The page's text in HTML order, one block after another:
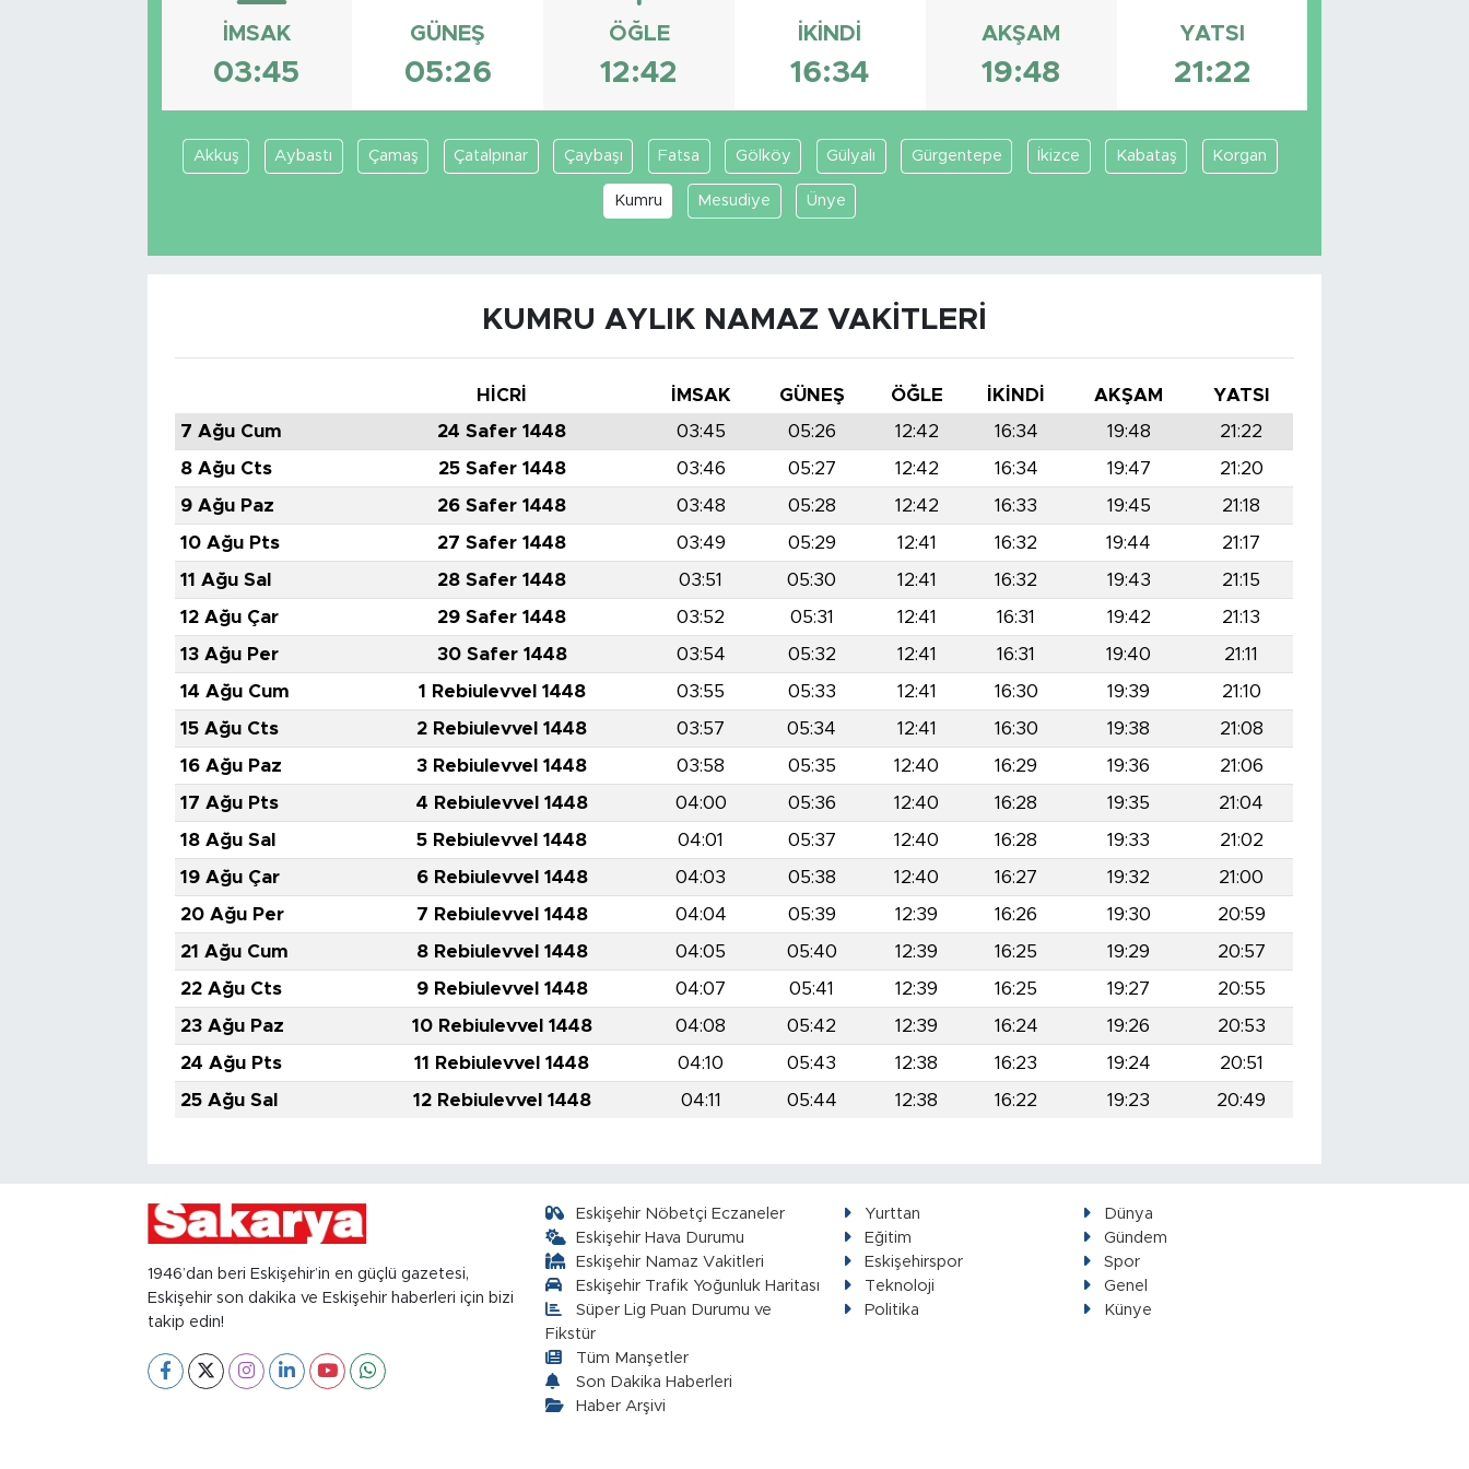
İMSAK
03:45
GÜNEŞ
05:26
ÖĞLE
12:42
İKINDI
16:34
AKŞAM
19:48
YATSI
21:22
Akkuş Aybastı Çamaş Çatalpınar Çaybaşı Fatsa Gölköy Gülyalı Gürgentepe İkizce Kabataş Korgan
Kumru Mesudiye Ünye
KUMRU AYLIK NAMAZ VAKITLERI
HİCRİ İMSAK GÜNEŞ ÖĞLE İKINDI AKŞAM
YATSI
7 Ağu Cum
24 Safer 1448 03:45 05:26 12:42 16:34 19:48
21:22
8 Ağu Cts
25 Safer 1448 03:46 05:27 12:42 16:34 19:47
21:20
9 Ağu Paz
26 Safer 1448 03:48 05:28 12:42 16:33 19:45
21:18
10 Ağu Pts
27 Safer 1448 03:49 05:29 12:41 16:32 19:44
21:17
11 Ağu Sal
28 Safer 1448 03:51 05:30 12:41 16:32 19:43
21:15
12 Ağu Çar
29 Safer 1448 03:52 05:31 12:41 16:31 19:42
21:13
13 Ağu Per
30 Safer 1448 03:54 05:32 12:41 16:31 19:40
21:11
14 Ağu Cum
1 Rebiulevvel 1448 03:55 05:33 12:41 16:30 19:39
21:10
15 Ağu Cts
2 Rebiulevvel 1448 03:57 05:34 12:41 16:30 19:38
21:08
16 Ağu Paz
3 Rebiulevvel 1448 03:58 05:35 12:40 16:29 19:36
21:06
17 Ağu Pts
4 Rebiulevvel 1448 04:00 05:36 12:40 16:28 19:35
21:04
18 Ağu Sal
5 Rebiulevvel 1448 04:01 05:37 12:40 16:28 19:33
21:02
19 Ağu Çar
6 Rebiulevvel 1448 04:03 05:38 12:40 16:27 19:32
21:00
20 Ağu Per
7 Rebiulevvel 1448 04:04 05:39 12:39 16:26 19:30
20:59
21 Ağu Cum
8 Rebiulevvel 1448 04:05 05:40 12:39 16:25 19:29
20:57
22 Ağu Cts
9 Rebiulevvel 1448 04:07 05:41 12:39 16:25 19:27
20:55
23 Ağu Paz
10 Rebiulevvel 1448 04:08 05:42 12:39 16:24 19:26
20:53
24 Ağu Pts
11 Rebiulevvel 1448 04:10 05:43 12:38 16:23 19:24
20:51
25 Ağu Sal
12 Rebiulevvel 1448 04:11 05:44 12:38 16:22 19:23 20:49
1946’dan beri Eskişehir’in en güçlü gazetesi,
Eskişehir son dakika ve Eskişehir haberleri için bizi
takip edin!
Eskişehir Nöbetçi Eczaneler
Eskişehir Hava Durumu
Eskişehir Namaz Vakitleri
Eskişehir Trafik Yoğunluk Haritası
Süper Lig Puan Durumu ve
Fikstür
Tüm Manşetler
Son Dakika Haberleri
Haber Arşivi
Yurttan
Dünya
Eğitim
Gündem
Eskişehirspor
Spor
Teknoloji
Genel
Politika
Künye
Teknoloji